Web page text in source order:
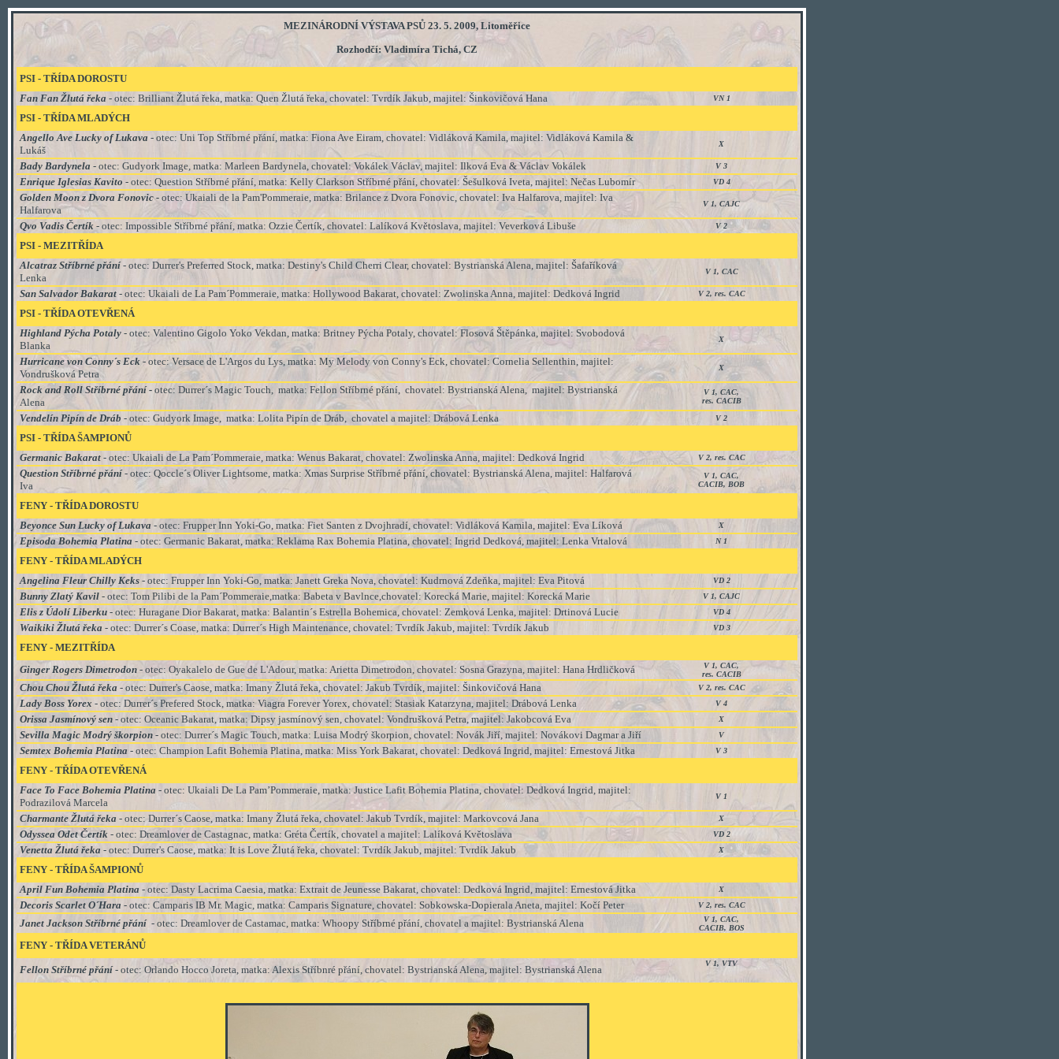
MEZINÁRODNÍ VÝSTAVA PSŮ 23. 5. 2009, Litoměřice
Rozhodčí: Vladimíra Tichá, CZ
PSI - TŘÍDA DOROSTU
Fan Fan Žlutá řeka - otec: Brilliant Žlutá řeka, matka: Quen Žlutá řeka, chovatel: Tvrdík Jakub, majitel: Šinkovičová Hana VN 1
PSI - TŘÍDA MLADÝCH
Angello Ave Lucky of Lukava - otec: Uni Top Stříbrné přání, matka: Fiona Ave Eiram, chovatel: Vidláková Kamila, majitel: Vidláková Kamila &
Lukáš
X
Bady Bardynela - otec: Gudyork Image, matka: Marleen Bardynela, chovatel: Vokálek Václav, majitel: Ilková Eva & Václav Vokálek V 3
Enrique Iglesias Kavito - otec: Question Stříbrné přání, matka: Kelly Clarkson Stříbrné přání, chovatel: Šešulková Iveta, majitel: Nečas Lubomír VD 4
Golden Moon z Dvora Fonovic - otec: Ukaiali de la Pam'Pommeraie, matka: Brilance z Dvora Fonovic, chovatel: Iva Halfarova, majitel: Iva
Halfarova
V 1, CAJC
Qvo Vadis Čertík - otec: Impossible Stříbrné přání, matka: Ozzie Čertík, chovatel: Lalíková Květoslava, majitel: Veverková Libuše V 2
PSI - MEZITŘÍDA
Alcatraz Stříbrné přání- otec: Durrer's Preferred Stock, matka: Destiny's Child Cherri Clear, chovatel: Bystrianská Alena, majitel: Šafaříková
Lenka
V 1, CAC
San Salvador Bakarat - otec: Ukaiali de La Pam´Pommeraie, matka: Hollywood Bakarat, chovatel: Zwolinska Anna, majitel: Dedková Ingrid V 2, res. CAC
PSI - TŘÍDAOTEVŘENÁ
Highland Pýcha Potaly - otec: Valentino Gigolo Yoko Vekdan, matka: Britney Pýcha Potaly, chovatel: Flosová Štěpánka, majitel: Svobodová
Blanka
X
Hurricane von Conny´s Eck - otec: Versace de L'Argos du Lys, matka: My Melody von Conny's Eck, chovatel: Cornelia Sellenthin, majitel:
Vondrušková Petra
X
Rock and Roll Stříbrné přání - otec: Durrer´s Magic Touch, matka: Fellon Stříbrné přání, chovatel: Bystrianská Alena, majitel: Bystrianská
Alena
V 1, CAC,
res. CACIB
Vendelín Pipín de Dráb - otec: Gudyork Image, matka: Lolita Pipín de Dráb, chovatel a majitel: Drábová Lenka V 2
PSI - TŘÍDAŠAMPIONŮ
Germanic Bakarat - otec: Ukaiali de La Pam´Pommeraie, matka: Wenus Bakarat, chovatel: Zwolinska Anna, majitel: Dedková Ingrid V 2, res. CAC
Question Stříbrné přání- otec: Qoccle´s Oliver Lightsome, matka: Xmas Surprise Stříbrné přání, chovatel: Bystrianská Alena, majitel: Halfarová
Iva
V 1, CAC,
CACIB, BOB
FENY - TŘÍDADOROSTU
Beyonce Sun Lucky of Lukava - otec: Frupper Inn Yoki-Go, matka: Fiet Santen z Dvojhradí, chovatel: Vidláková Kamila, majitel: Eva Líková X
Episoda Bohemia Platina - otec: Germanic Bakarat, matka: Reklama Rax Bohemia Platina, chovatel: Ingrid Dedková, majitel: Lenka Vrtalová N 1
FENY - TŘÍDA MLADÝCH
Angelina Fleur Chilly Keks - otec: Frupper Inn Yoki-Go, matka: Janett Greka Nova, chovatel: Kudrnová Zdeňka, majitel: Eva Pitová VD 2
Bunny Zlatý Kavil - otec: Tom Pilibi de la Pam´Pommeraie,matka: Babeta v Bavlnce,chovatel: Korecká Marie, majitel: Korecká Marie V 1, CAJC
Elis z Údolí Liberku - otec: Huragane Dior Bakarat, matka: Balantin´s Estrella Bohemica, chovatel: Zemková Lenka, majitel: Drtinová Lucie VD 4
Waikiki Žlutá řeka - otec: Durrer´s Coase, matka: Durrer´s High Maintenance, chovatel: Tvrdík Jakub, majitel: Tvrdík Jakub VD 3
FENY - MEZITŘÍDA
Ginger Rogers Dimetrodon - otec: Oyakalelo de Gue de L'Adour, matka: Arietta Dimetrodon, chovatel: Sosna Grazyna, majitel: Hana Hrdličková
V 1, CAC,
res. CACIB
Chou Chou Žlutá řeka - otec: Durrer's Caose, matka: Imany Žlutá řeka, chovatel: Jakub Tvrdík, majitel: Šinkovičová Hana V 2, res. CAC
Lady Boss Yorex - otec: Durrer´s Prefered Stock, matka: Viagra Forever Yorex, chovatel: Stasiak Katarzyna, majitel: Drábová Lenka V 4
Orissa Jasmínový sen - otec: Oceanic Bakarat, matka: Dipsy jasmínový sen, chovatel: Vondrušková Petra, majitel: Jakobcová Eva X
Sevilla Magic Modrý škorpion - otec: Durrer´s Magic Touch, matka: Luisa Modrý škorpion, chovatel: Novák Jiří, majitel: Novákovi Dagmar a Jiří V
Semtex Bohemia Platina - otec: Champion Lafit Bohemia Platina, matka: Miss York Bakarat, chovatel: Dedková Ingrid, majitel: Ernestová Jitka V 3
FENY - TŘÍDAOTEVŘENÁ
Face To Face Bohemia Platina - otec: Ukaiali De La Pam’Pommeraie, matka: Justice Lafit Bohemia Platina, chovatel: Dedková Ingrid, majitel:
Podrazilová Marcela
V 1
Charmante Žlutá řeka - otec: Durrer´s Caose, matka: Imany Žlutá řeka, chovatel: Jakub Tvrdík, majitel: Markovcová Jana X
Odyssea Odet Čertík - otec: Dreamlover de Castagnac, matka: Gréta Čertík, chovatel a majitel: Lalíková Květoslava VD 2
Venetta Žlutá řeka - otec: Durrer's Caose, matka: It is Love Žlutá řeka, chovatel: Tvrdík Jakub, majitel: Tvrdík Jakub X
FENY - TŘÍDA ŠAMPIONŮ
April Fun Bohemia Platina - otec: Dasty Lacrima Caesia, matka: Extrait de Jeunesse Bakarat, chovatel: Dedková Ingrid, majitel: ErnestováJitka X
Decoris Scarlet O´Hara - otec: Camparis IB Mr. Magic, matka: Camparis Signature, chovatel: Sobkowska-Dopierala Aneta, majitel: Kočí Peter V 2, res. CAC
Janet Jackson Stříbrné přání - otec: Dreamlover de Castamac, matka: Whoopy Stříbrné přání, chovatel a majitel: Bystrianská Alena
V 1, CAC,
CACIB, BOS
FENY - TŘÍDA VETERÁNŮ
Fellon Stříbrné přání- otec: Orlando Hocco Joreta, matka: Alexis Stříbnré přání, chovatel: Bystrianská Alena, majitel: Bystrianská Alena
V 1, VTV